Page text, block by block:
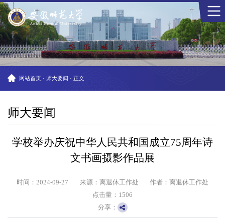
网站首页 · 师大要闻 · 正文
师大要闻
学校举办庆祝中华人民共和国成立75周年诗
文书画摄影作品展
时间：2024-09-27 来源：离退休工作处
作者：离退休工作处
点击量： 1506
分享：